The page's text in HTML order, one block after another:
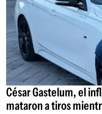
César Gastelum, el
mataron a tiros